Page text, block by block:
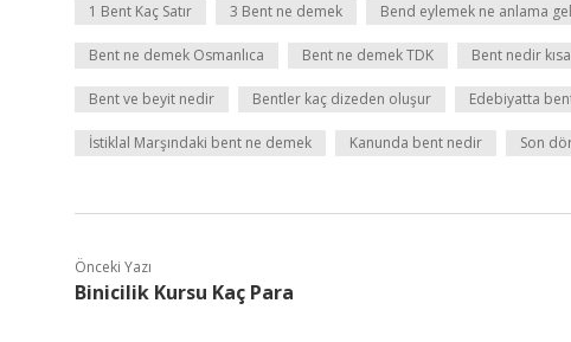
1 Bent Kaç Satır 3 Bent ne demek Bend eylemek ne anlama
Bent ne demek Osmanlıca Bent ne demek TDK Bent nedir
Bent ve beyit nedir Bentler kaç dizeden oluşur Edebiyatta
İstiklal Marşındaki bent ne demek Kanunda bent nedir Son
Önceki Yazı
Binicilik Kursu Kaç Para